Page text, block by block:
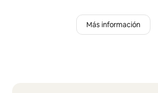
Más información